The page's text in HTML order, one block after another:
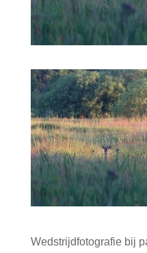
Wedstrijdfotografie bij